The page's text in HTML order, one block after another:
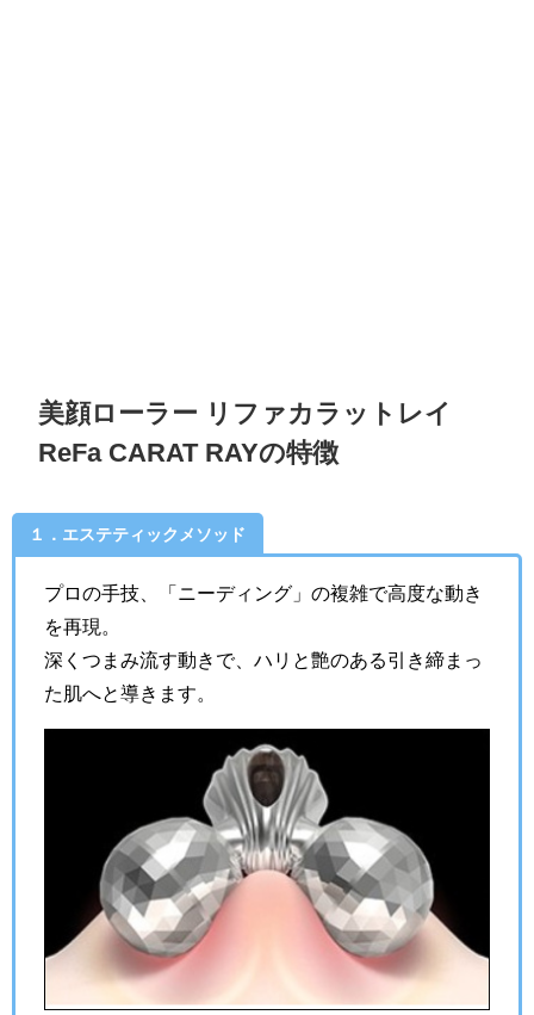
美顔ローラー リファカラットレイ
ReFa CARAT RAYの特徴
１．エステティックメソッド
プロの手技、「ニーディング」の複雑で高度な動き
を再現。
深くつまみ流す動きで、ハリと艶のある引き締まっ
た肌へと導きます。